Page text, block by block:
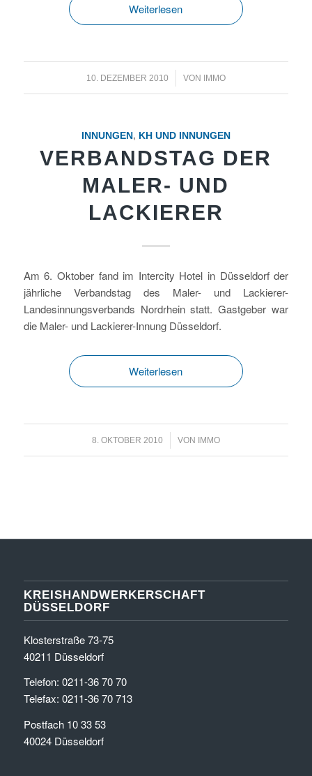
Weiterlesen
10. DEZEMBER 2010
/ VON IMMO
INNUNGEN , KH UND INNUNGEN
VERBANDSTAG DER
MALER- UND
LACKIERER
Am 6. Oktober fand im Intercity Hotel in Düsseldorf der
jährliche Verbandstag des Maler- und Lackierer-
Landesinnungsverbands Nordrhein statt. Gastgeber war
die Maler- und Lackierer-Innung Düsseldorf.
Weiterlesen
8. OKTOBER 2010
/ VON IMMO
KREISHANDWERKERSCHAFT
DÜSSELDORF
Klosterstraße 73-75
40211 Düsseldorf
Telefon: 0211-36 70 70
Telefax: 0211-36 70 713
Postfach 10 33 53
40024 Düsseldorf